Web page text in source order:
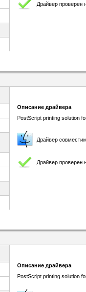
Драйвер проверен
Описание драйвера
PostScript printing solution
Драйвер
Драйвер проверен
Описание драйвера
PostScript printing solution